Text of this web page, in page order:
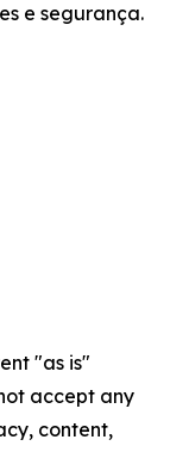
e segurança.
"as is"
accept any
content,